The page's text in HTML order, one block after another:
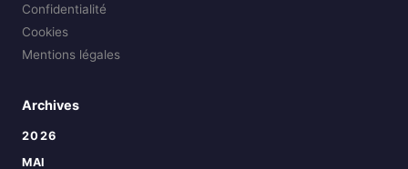
Confidentialité
Cookies
Mentions légales
Archives
2026
MAI